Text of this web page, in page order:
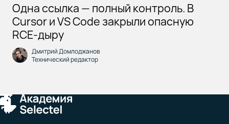
Одна ссылка — полный контроль. В
Cursor и VS Code закрыли опасную
RCE-дыру
Дмитрий Домлоджанов
Технический редактор